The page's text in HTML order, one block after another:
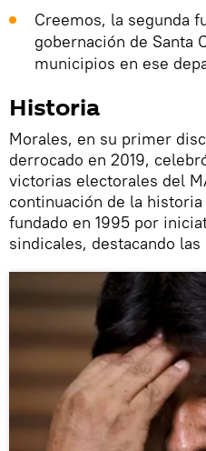
Creemos, la segunda
gobernación de Santa
municipios en ese
Historia
Morales, en su primer
derrocado en 2019,
victorias electorales del
continuación de la
fundado en 1995 por
sindicales, destacando